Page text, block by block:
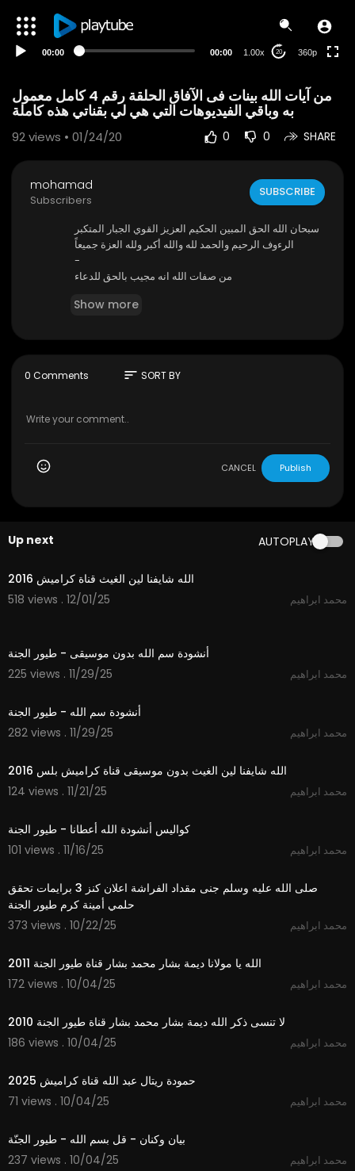
00:00 00:00 1.00x 20 360p
من آيات الله بينات فى الآفاق الحلقة رقم 4 كامل معمول
به وباقي الفيديوهات التي هي لي بقناتي هذه كاملة
92views • 01/24/20 0 0 SHARE
mohamad
Subscribers
SUBSCRIBE
سبحان الله الحق المبين الحكيم العزيز القوي الجبار المتكبر
الرءوف الرحيم والحمد لله والله أكبر ولله العزة جميعاً
-
من صفات الله انه مجيب بالحق للدعاء
ق وأن الله لايرضى بالباطل ولا يرضى شيء إلا بالحق
وبعد
https://www.tumblr.com/blog/me....gamohama
Show more
0 Comments sort SORT BY
CANCEL Publish
Up next AUTOPLAY
3:53
الله شايفنا لين الغيث قناة كراميش 2016
518 views . 12/01/25
محمد ابراهيم
أنشودة سم الله بدون موسيقى - طيور الجنة
225 views . 11/29/25
محمد ابراهيم
أنشودة سم الله - طيور الجنة
282 views . 11/29/25
محمد ابراهيم
الله شايفنا لين الغيث بدون موسيقى قناة كراميش بلس 2016
124 views . 11/21/25
محمد ابراهيم
كواليس أنشودة الله أعطانا - طيور الجنة
101 views . 11/16/25
محمد ابراهيم
صلى الله عليه وسلم جنى مقداد الفراشة اعلان كنز 3 برايمات تحقق
حلمي أمينة كرم طيور الجنة
373 views . 10/22/25
محمد ابراهيم
الله يا مولانا ديمة بشار محمد بشار قناة طيور الجنة 2011
172 views . 10/04/25
محمد ابراهيم
لا تنسى ذكر الله ديمة بشار محمد بشار قناة طيور الجنة 2010
186 views . 10/04/25
محمد ابراهيم
حمودة ريتال عبد الله قناة كراميش 2025
71 views . 10/04/25
محمد ابراهيم
بيان وكنان - قل بسم الله - طيور الجنّة
237 views . 10/04/25
محمد ابراهيم